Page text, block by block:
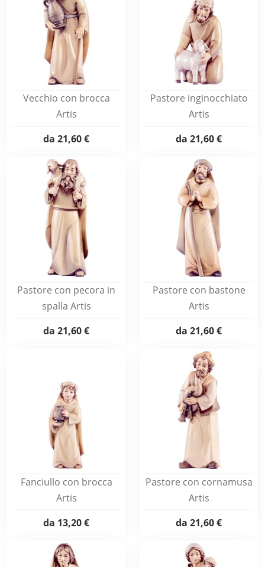
Vecchio con brocca
Artis
da 21,60 €
Pastore inginocchiato
Artis
da 21,60 €
Pastore con pecora in
spalla Artis
da 21,60 €
Pastore con bastone
Artis
da 21,60 €
Fanciullo con brocca
Artis
da 13,20 €
Pastore con cornamusa
Artis
da 21,60 €